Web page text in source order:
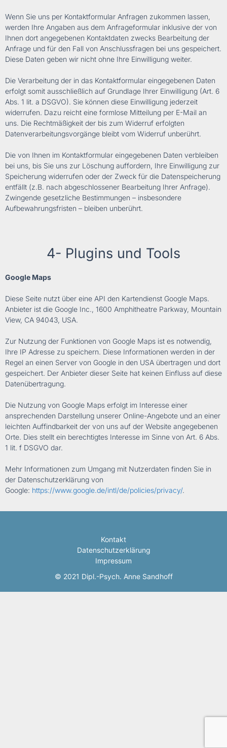
Wenn Sie uns per Kontaktformular Anfragen zukommen lassen,
werden Ihre Angaben aus dem Anfrageformular inklusive der von
Ihnen dort angegebenen Kontaktdaten zwecks Bearbeitung der
Anfrage und für den Fall von Anschlussfragen bei uns gespeichert.
Diese Daten geben wir nicht ohne Ihre Einwilligung weiter.
Die Verarbeitung der in das Kontaktformular eingegebenen Daten
erfolgt somit ausschließlich auf Grundlage Ihrer Einwilligung (Art. 6
Abs. 1 lit. a DSGVO). Sie können diese Einwilligung jederzeit
widerrufen. Dazu reicht eine formlose Mitteilung per E-Mail an
uns. Die Rechtmäßigkeit der bis zum Widerruf erfolgten
Datenverarbeitungsvorgänge bleibt vom Widerruf unberührt.
Die von Ihnen im Kontaktformular eingegebenen Daten verbleiben
bei uns, bis Sie uns zur Löschung auffordern, Ihre Einwilligung zur
Speicherung widerrufen oder der Zweck für die Datenspeicherung
entfällt (z.B. nach abgeschlossener Bearbeitung Ihrer Anfrage).
Zwingende gesetzliche Bestimmungen – insbesondere
Aufbewahrungsfristen – bleiben unberührt.
4- Plugins und Tools
Google Maps
Diese Seite nutzt über eine API den Kartendienst Google Maps.
Anbieter ist die Google Inc., 1600 Amphitheatre Parkway, Mountain
View, CA 94043, USA.
Zur Nutzung der Funktionen von Google Maps ist es notwendig,
Ihre IP Adresse zu speichern. Diese Informationen werden in der
Regel an einen Server von Google in den USA übertragen und dort
gespeichert. Der Anbieter dieser Seite hat keinen Einfluss auf diese
Datenübertragung.
Die Nutzung von Google Maps erfolgt im Interesse einer
ansprechenden Darstellung unserer Online-Angebote und an einer
leichten Auffindbarkeit der von uns auf der Website angegebenen
Orte. Dies stellt ein berechtigtes Interesse im Sinne von Art. 6 Abs.
1 lit. f DSGVO dar.
Mehr Informationen zum Umgang mit Nutzerdaten finden Sie in
der Datenschutzerklärung von
Google: https://www.google.de/intl/de/policies/privacy/.
Kontakt
Datenschutzerklärung
Impressum
© 2021 Dipl.-Psych. Anne Sandhoff